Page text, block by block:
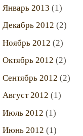
Январь 2013 (1)
Декабрь 2012 (2)
Ноябрь 2012 (2)
Октябрь 2012 (2)
Сентябрь 2012 (2)
Август2012 (1)
Июль 2012 (1)
Июнь 2012 (1)